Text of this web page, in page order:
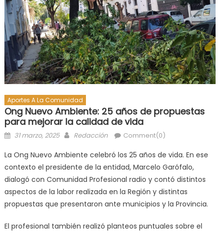
Aportes A La Comunidad
Ong Nuevo Ambiente: 25 años de propuestas
para mejorar la calidad de vida
31 marzo, 2025 Redacción Comment(0)
La Ong Nuevo Ambiente celebró los 25 años de vida. En ese
contexto el presidente de la entidad, Marcelo Garófalo,
dialogó con Comunidad Profesional radio y contó distintos
aspectos de la labor realizada en la Región y distintas
propuestas que presentaron ante municipios y la Provincia.
El profesional también realizó planteos puntuales sobre el